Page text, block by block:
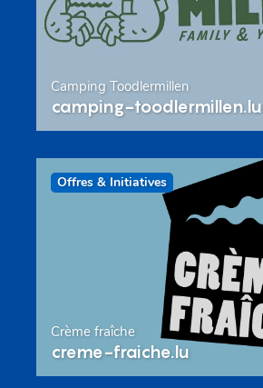
Camping Toodlermillen
camping-toodlermillen.lu
Offres & Initiatives
Crème fraîche
creme-fraiche.lu